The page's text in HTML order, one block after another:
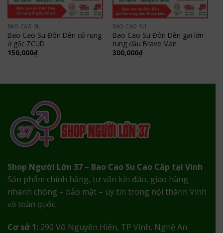
BAO CAO SU
Bao Cao Su Đôn Dên có rung
ở gốc ZCUD
150,000₫
BAO CAO SU
Bao Cao Su Đôn Dên gai lớn
rung đầu Brave Man
300,000₫
Shop Người Lớn 37 – Bao Cao Su Cao Cấp tại Vinh
Sản phẩm chính hãng, tư vấn kín đáo, giao hàng
nhanh chóng – bảo mật – uy tín trong nội thành Vinh
và toàn quốc.
Cơ sở 1: 290 Võ Nguyên Hiến, TP Vinh, Nghệ An